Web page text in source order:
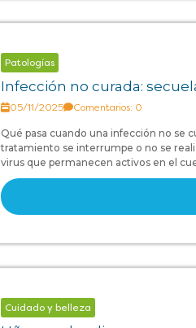
Patologías
Infección no curada:
05/11/2025 Comentarios: 0
Qué pasa cuando una infección no se
tratamiento se interrumpe o no se
virus que permanecen activos en el
Cuidado y belleza